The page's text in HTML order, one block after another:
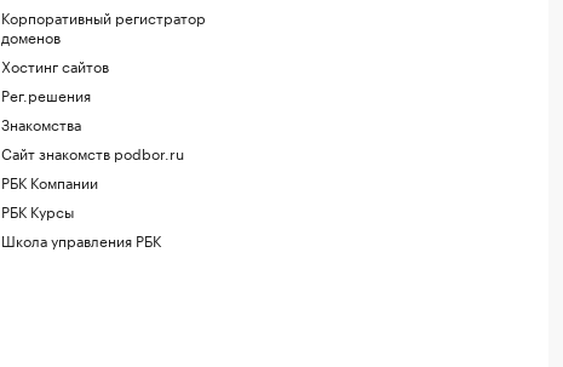
Корпоративный регистратор
доменов
Хостинг сайтов
Рег.решения
Знакомства
Сайт знакомств podbor.ru
РБК Компании
РБК Курсы
Школа управления РБК